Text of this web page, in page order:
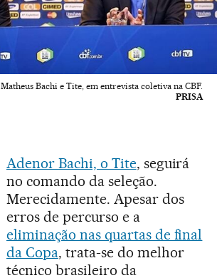
Matheus Bachi e Tite, em entrevista coletiva na CBF.
PRISA
Adenor Bachi, o Tite, seguirá
no comando da seleção.
Merecidamente. Apesar dos
erros de percurso e a
eliminação nas quartas de final
da Copa, trata-se do melhor
técnico brasileiro da